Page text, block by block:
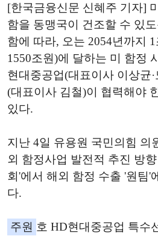
[한국금융신문 신혜주 기자]
함을 동맹국이 건조할 수 있
함에 따라, 오는 2054년까지
1550조원)에 달하는 미 함정
현대중공업(대표이사 이상균
(대표이사 김철)이 협력해야
있다.
지난 4일 유용원 국민의힘 의
외 함정사업 발전적 추진 방
회'에서 해외 함정 수출 '원팀'
다.
주원 호 HD현대중공업 특수